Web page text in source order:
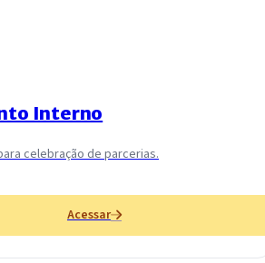
Interno
celebração de parcerias.
Acessar